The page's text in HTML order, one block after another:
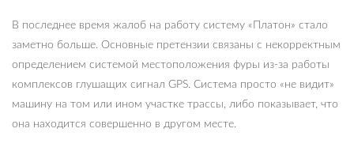
В последнее время жалоб на работу систему «Платон» стало
заметно больше. Основные претензии связаны с некорректным
определением системой местоположения фуры из-за работы
комплексов глушащих сигнал GPS. Система просто «не видит»
машину на том или ином участке трассы, либо показывает, что
она находится совершенно в другом месте.